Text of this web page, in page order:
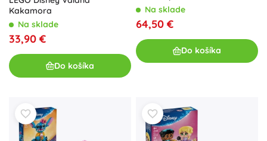
Kakamora
Na sklade
33,90 €
Do košíka
Na sklade
64,50 €
Do košíka